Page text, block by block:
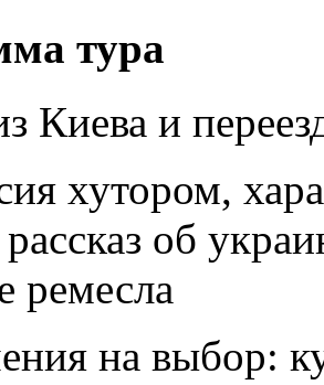
тура
Киева и
хутором,
об
ремесла
на выбор: